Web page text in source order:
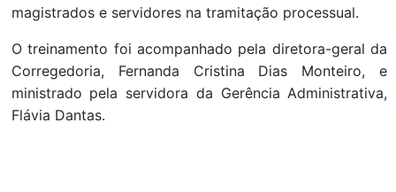
magistrados e servidores na tramitação processual.
O treinamento foi acompanhado pela diretora-geral da
Corregedoria, Fernanda Cristina Dias Monteiro, e
ministrado pela servidora da Gerência Administrativa,
Flávia Dantas.